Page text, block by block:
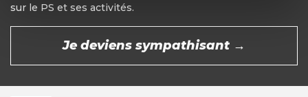
sur le PS et ses activités.
Je deviens sympathisant →